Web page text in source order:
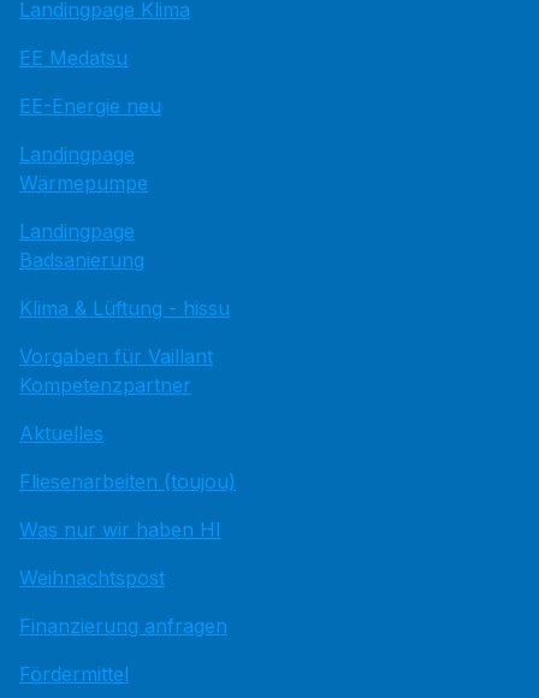
Landingpage Klima
EE Medatsu
EE-Energie neu
Landingpage
Wärmepumpe
Landingpage
Badsanierung
Klima & Lüftung - hissu
Vorgaben für Vaillant
Kompetenzpartner
Aktuelles
Fliesenarbeiten (toujou)
Was nur wir haben HI
Weihnachtspost
Finanzierung anfragen
Fördermittel